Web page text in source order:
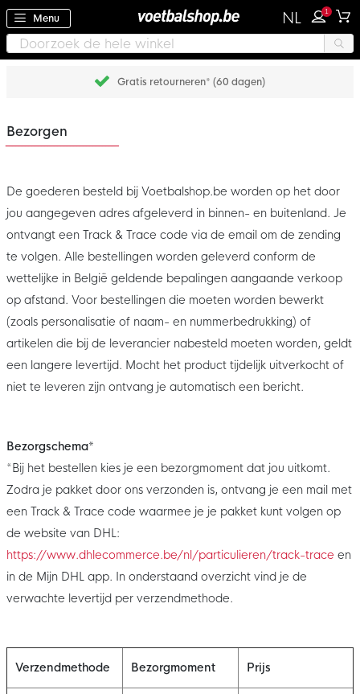
Menu NL 1
Gratis retourneren* (60 dagen)
Bezorgen
De goederen besteld bij Voetbalshop.be worden op het door
jou aangegeven adres afgeleverd in binnen- en buitenland. Je
ontvangt een Track & Trace code via de email om de zending
te volgen. Alle bestellingen worden geleverd conform de
wettelijke in België geldende bepalingen aangaande verkoop
op afstand. Voor bestellingen die moeten worden bewerkt
(zoals personalisatie of naam- en nummerbedrukking) of
artikelen die bij de leverancier nabesteld moeten worden, geldt
een langere levertijd. Mocht het product tijdelijk uitverkocht of
niet te leveren zijn ontvang je automatisch een bericht.
Bezorgschema*
*Bij het bestellen kies je een bezorgmoment dat jou uitkomt.
Zodra je pakket door ons verzonden is, ontvang je een mail met
een Track & Trace code waarmee je je pakket kunt volgen op
de website van DHL:
https://www.dhlecommerce.be/nl/particulieren/track-trace en
in de Mijn DHL app. In onderstaand overzicht vind je de
verwachte levertijd per verzendmethode.
Verzendmethode Bezorgmoment Prijs